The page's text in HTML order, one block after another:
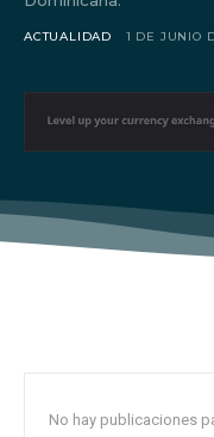
ACTUALIDAD 1 DE JUNIO
No hay publicaciones